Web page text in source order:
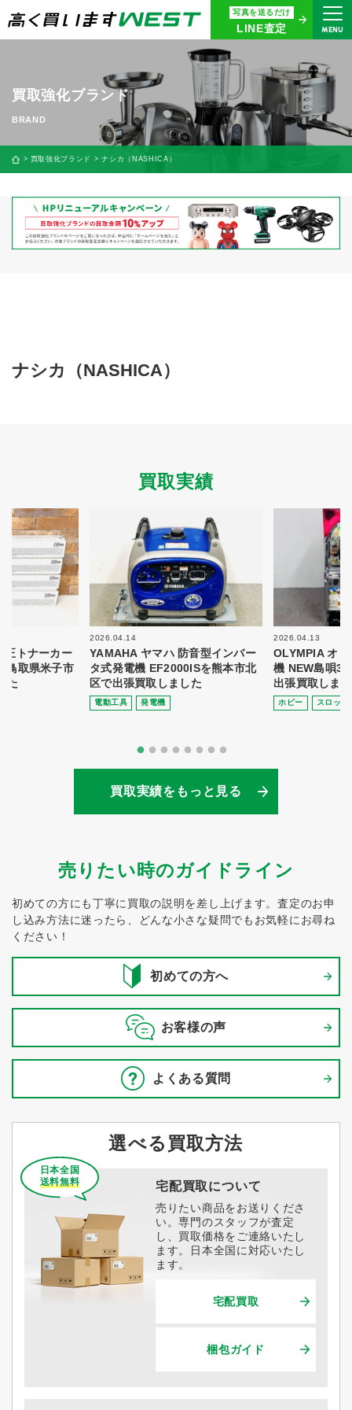
写真を送るだけ
LINE査定 MENU
まずはお気軽にお問い合わせ・
査定をご依頼ください
買取専用ダイヤル
0120-914-094
9:00〜18:30(年中無休)
24時間365日受付
買取に関する質問や相談もすぐにできて便利
簡単操作！LINE査定
新着情報
プライバシーポリシー
規約・同意書
本人確認書類アップロード
梱包
ガイド
法人の
お客様へ
買取強化ブランド
買取強化ブランド ナシカ（NASHICA）
ナシカ（NASHICA）
買取実績
トナーカー
鳥取県米子市
た
2026.04.14
YAMAHA ヤマハ 防音型インバー
タ式発電機 EF2000ISを熊本市北
区で出張買取しました
電動⼯具 発電機
2026.04.13
OLYMPIA オ
機 NEW島唄
出張買取しま
ホビー スロット
買取実績をもっと見る
売りたい時のガイドライン
初めての方にも丁寧に買取の説明を差し上げます。査定のお申
し込み方法に迷ったら、どんな小さな疑問でもお気軽にお尋ね
ください！
初めての方へ
お客様の声
よくある質問
選べる買取方法
宅配買取について
日本全国
送料無料
売りたい商品をお送りくださ
い。専門のスタッフが査定
し、買取価格をご連絡いたし
ます。日本全国に対応いたし
ます。
宅配買取
梱包ガイド